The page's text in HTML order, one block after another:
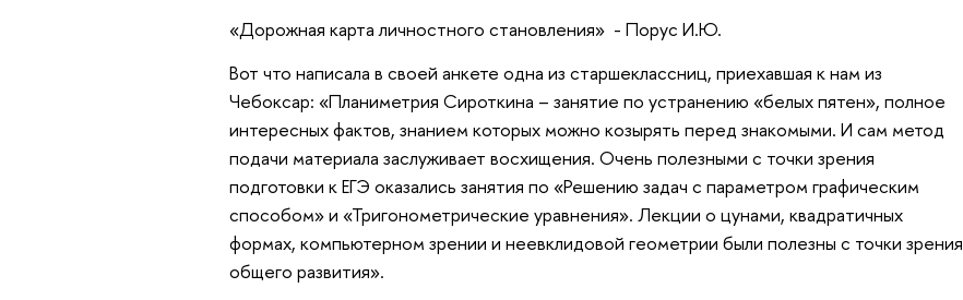
«Дорожная карта личностного становления» - Порус И.Ю.
Вот что написала в своей анкете одна из старшеклассниц, приехавшая к нам из
Чебоксар: «Планиметрия Сироткина – занятие по устранению «белых пятен», полное
интересных фактов, знанием которых можно козырять перед знакомыми. И сам метод
подачи материала заслуживает восхищения. Очень полезными с точки зрения
подготовки к ЕГЭ оказались занятия по «Решению задач с параметром графическим
способом» и «Тригонометрические уравнения». Лекции о цунами, квадратичных
формах, компьютерном зрении и неевклидовой геометрии были полезны с точки зрения
общего развития».